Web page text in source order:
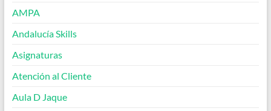
AMPA
Andalucía Skills
Asignaturas
Atención al Cliente
Aula D Jaque